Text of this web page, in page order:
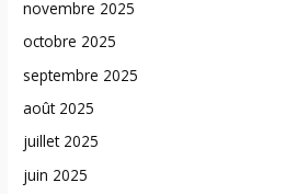
novembre 2025
octobre 2025
septembre 2025
août 2025
juillet 2025
juin 2025